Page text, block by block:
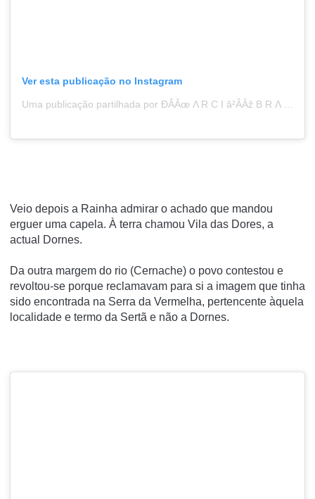
Ver esta publicação no Instagram
Veio depois a Rainha admirar o achado que mandou
erguer uma capela. À terra chamou Vila das Dores, a
actual Dornes.
Da outra margem do rio (Cernache) o povo contestou e
revoltou-se porque reclamavam para si a imagem que tinha
sido encontrada na Serra da Vermelha, pertencente àquela
localidade e termo da Sertã e não a Dornes.